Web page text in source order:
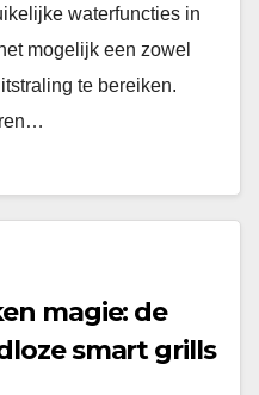
waterfuncties in
mogelijk een zowel
te bereiken.
magie: de
smart grills